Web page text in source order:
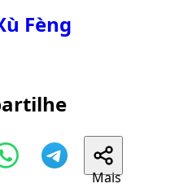
Fèng
Mais